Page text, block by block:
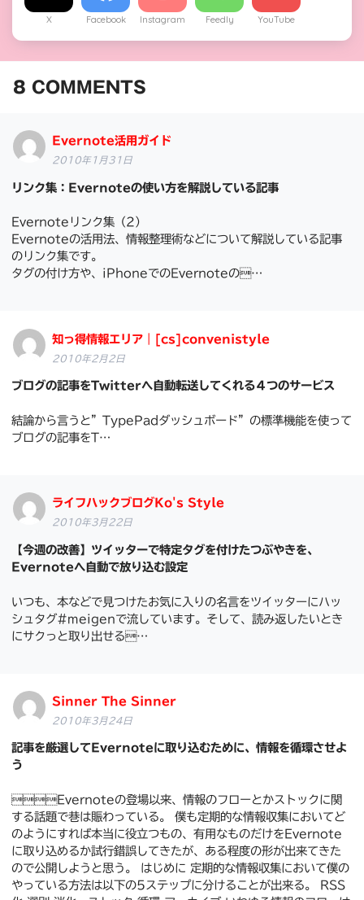
X Facebook Instagram Feedly YouTube
8 COMMENTS
Evernote活用ガイド
2010年1月31日
リンク集：Evernoteの使い方を解説している記事
Evernoteリンク集（2）
Evernoteの活用法、情報整理術などについて解説している記事
のリンク集です。
タグの付け方や、iPhoneでのEvernoteの…
知っ得情報エリア｜[cs]convenistyle
2010年2月2日
ブログの記事をTwitterへ自動転送してくれる４つのサービス
結論から言うと”TypePadダッシュボード”の標準機能を使って
ブログの記事をT…
ライフハックブログKo's Style
2010年3月22日
【今週の改善】ツイッターで特定タグを付けたつぶやきを、
Evernoteへ自動で放り込む設定
いつも、本などで見つけたお気に入りの名言をツイッターにハッ
シュタグ#meigenで流しています。そして、読み返したいとき
にサクっと取り出せる…
Sinner The Sinner
2010年3月24日
記事を厳選してEvernoteに取り込むために、情報を循環させよ
う
Evernoteの登場以来、情報のフローとかストックに関
する話題で巷は賑わっている。 僕も定期的な情報収集においてど
のようにすれば本当に役立つもの、有用なものだけをEvernote
に取り込めるか試行錯誤してきたが、ある程度の形が出来てきた
ので公開しようと思う。 はじめに 定期的な情報収集において僕の
やっている方法は以下の5ステップに分けることが出来る。 RSS